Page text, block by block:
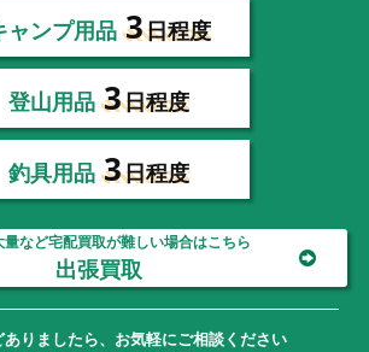
ャンプ用品 3日程度
登山用品 3日程度
釣具用品 3日程度
量など宅配買取が難しい場合はこちら
出張買取
ありましたら、お気軽にご相談ください